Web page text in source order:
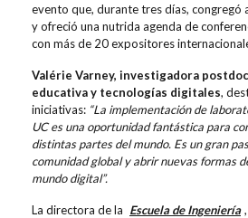
evento que, durante tres días, congregó
y ofreció una nutrida agenda de
con más de 20 expositores
Valérie Varney, investigadora
educativa y tecnologías digitales,
iniciativas: “La implementación de
UC es una oportunidad fantástica para
distintas partes del mundo. Es un gran
comunidad global y abrir nuevas formas
mundo digital”.
La directora de la Escuela de Ingeniería